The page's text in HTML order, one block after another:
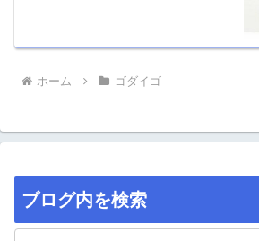
ホーム ゴダイゴ
ブログ内を検索